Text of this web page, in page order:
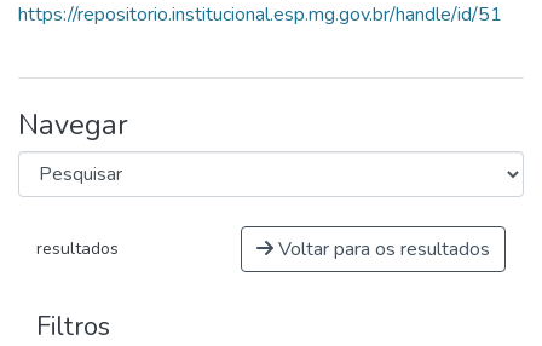
https://repositorio.institucional.esp.mg.gov.br/handle/id/51
Navegar
resultados Voltar para os resultados
Filtros